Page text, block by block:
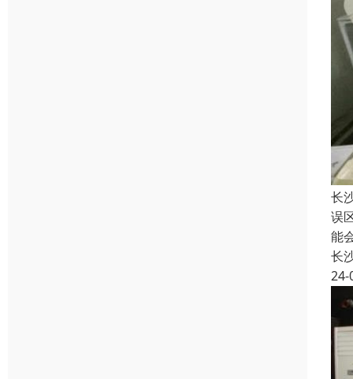
长
误
能
长
24-